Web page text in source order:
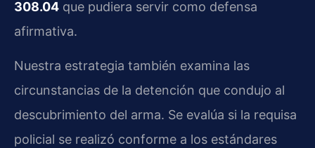
308.04 que pudiera servir como defensa
afirmativa.
Nuestra estrategia también examina las
circunstancias de la detención que condujo al
descubrimiento del arma. Se evalúa si la requisa
policial se realizó conforme a los estándares